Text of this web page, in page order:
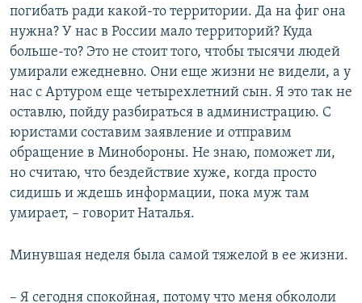
погибать ради какой-то территории. Да на фиг она
нужна? У нас в России мало территорий? Куда
больше-то? Это не стоит того, чтобы тысячи людей
умирали ежедневно. Они еще жизни не видели, а у
нас с Артуром еще четырехлетний сын. Я это так не
оставлю, пойду разбираться в администрацию. С
юристами составим заявление и отправим
обращение в Минобороны. Не знаю, поможет ли,
но считаю, что бездействие хуже, когда просто
сидишь и ждешь информации, пока муж там
умирает, – говорит Наталья.
Минувшая неделя была самой тяжелой в ее жизни.
– Я сегодня спокойная, потому что меня обкололи